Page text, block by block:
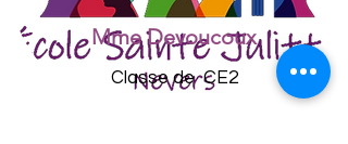
Mme Devoucoux
Classe de CE2